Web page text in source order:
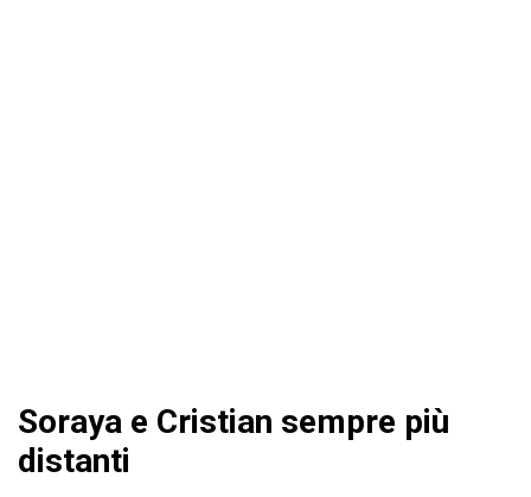
Soraya e Cristian sempre più
distanti